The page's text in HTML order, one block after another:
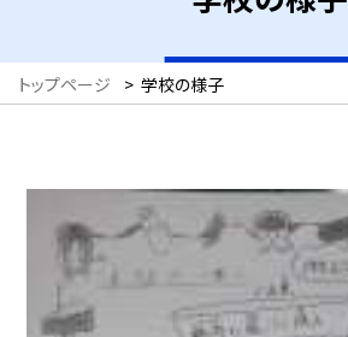
トップページ > 学校の様子